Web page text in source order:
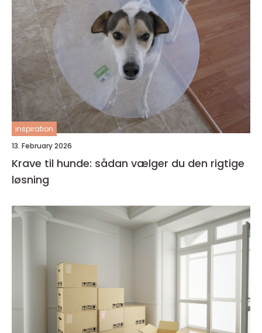
inspiration
13. February 2026
Krave til hunde: sådan vælger du den rigtige
løsning